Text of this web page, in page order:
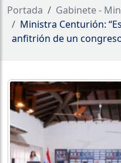
Portada
Gabinete -
Ministra Centurión:
anfitrión de un